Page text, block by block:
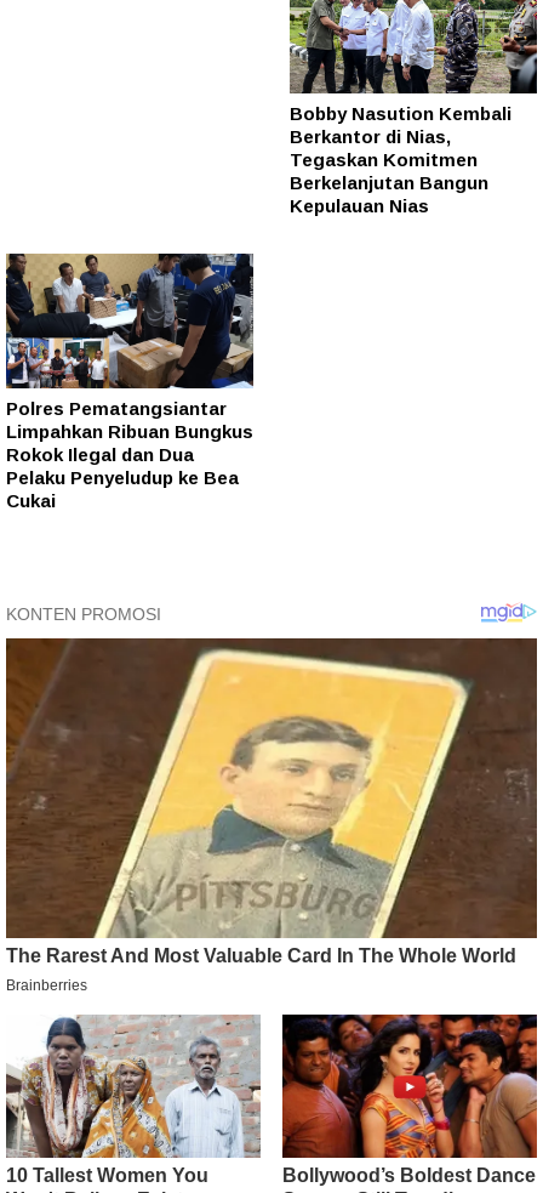
Bobby Nasution Kembali
Berkantor di Nias,
Tegaskan Komitmen
Berkelanjutan Bangun
Kepulauan Nias
Polres Pematangsiantar
Limpahkan Ribuan Bungkus
Rokok Ilegal dan Dua
Pelaku Penyeludup ke Bea
Cukai